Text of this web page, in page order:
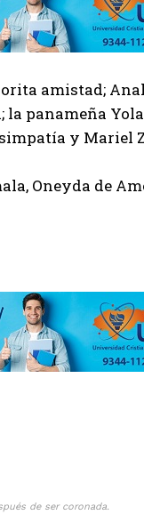
amistad;
la panameña
y Mariel
Oneyda de
de ser coronada.